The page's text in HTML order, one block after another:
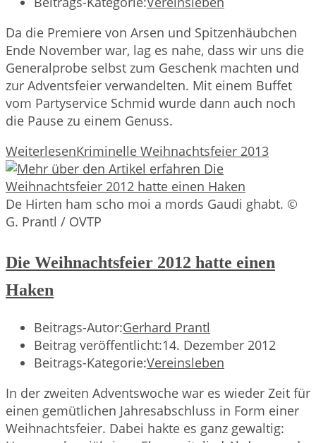
Da die Premiere von Arsen und Spitzenhäubchen
Ende November war, lag es nahe, dass wir uns die
Generalprobe selbst zum Geschenk machten und
zur Adventsfeier verwandelten. Mit einem Buffet
vom Partyservice Schmid wurde dann auch noch
die Pause zu einem Genuss.
WeiterlesenKriminelle Weihnachtsfeier 2013
De Hirten ham scho moi a mords Gaudi ghabt. ©
G. Prantl / OVTP
Die Weihnachtsfeier 2012 hatte einen
Haken
Beitrags-Autor:Gerhard Prantl
Beitrag veröffentlicht:14. Dezember 2012
Beitrags-Kategorie:Vereinsleben
In der zweiten Adventswoche war es wieder Zeit für
einen gemütlichen Jahresabschluss in Form einer
Weihnachtsfeier. Dabei hakte es ganz gewaltig: